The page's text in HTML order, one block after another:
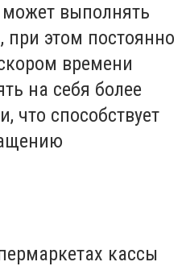
выполнять
при этом постоянно
времени
на себя более
что способствует
кассы